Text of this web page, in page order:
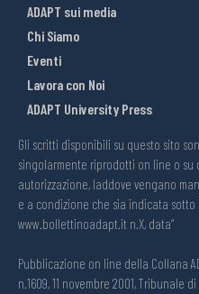
ADAPT sui media
Chi Siamo
Eventi
Lavora con Noi
ADAPT University Press
Gli scritti disponibili su questo sito
singolarmente riprodotti on line o su
autorizzazione, laddove vengano
e a condizione che sia indicata
www.bollettinoadapt.it n.X, data“
Pubblicazione on line della Collana
n.1609, 11 novembre 2001, Tribunale